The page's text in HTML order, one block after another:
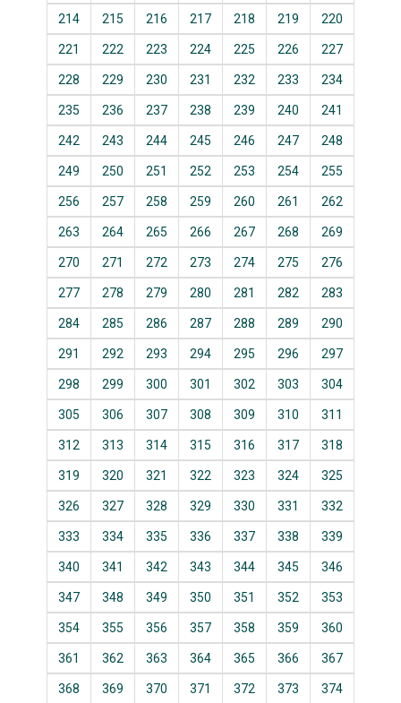
214 215 216 217 218 219 220
221 222 223 224 225 226 227
228 229 230 231 232 233 234
235 236 237 238 239 240 241
242 243 244 245 246 247 248
249 250 251 252 253 254 255
256 257 258 259 260 261 262
263 264 265 266 267 268 269
270 271 272 273 274 275 276
277 278 279 280 281 282 283
284 285 286 287 288 289 290
291 292 293 294 295 296 297
298 299 300 301 302 303 304
305 306 307 308 309 310 311
312 313 314 315 316 317 318
319 320 321 322 323 324 325
326 327 328 329 330 331 332
333 334 335 336 337 338 339
340 341 342 343 344 345 346
347 348 349 350 351 352 353
354 355 356 357 358 359 360
361 362 363 364 365 366 367
368 369 370 371 372 373 374